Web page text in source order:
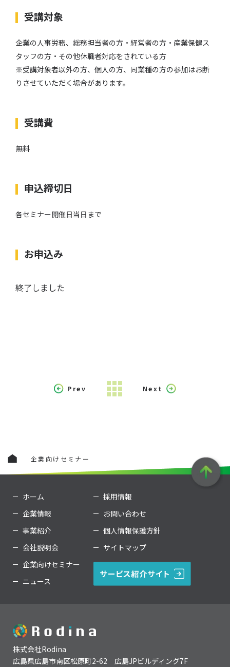
受講対象
企業の人事労務、総務担当者の方・経営者の方・産業保健ス
タッフの方・その他休職者対応をされている方
※受講対象者以外の方、個人の方、同業種の方の参加はお断
りさせていただく場合があります。
受講費
無料
申込締切日
各セミナー開催日当日まで
お申込み
終了しました
Prev Next
企業向けセミナー
株式会社Rodina
広島県広島市南区松原町2-62 広島JPビルディング7F
ホーム
企業情報
事業紹介
会社説明会
企業向けセミナー
ニュース
採用情報
お問い合わせ
個人情報保護方針
サイトマップ